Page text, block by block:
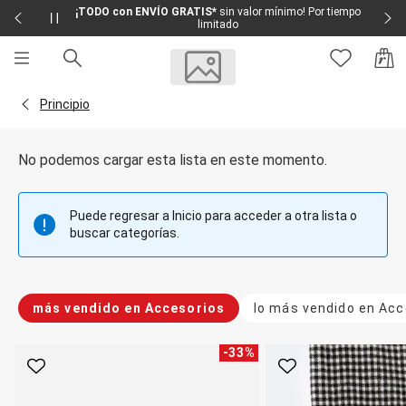
¡TODO con ENVÍO GRATIS* sin valor mínimo! Por tiempo
limitado
Sale Femenino
Todo en Sale
Femenino
Vestidos
Corto y Medio
Bermudas y Shorts
Bermuda
Jean
Shorts
Social
Body
Cropped
Volver a la página Principio
Principio
No podemos cargar esta lista en este momento.
Puede regresar a Inicio para acceder a otra lista o
buscar categorías.
más vendido en Accesorios lo más vendido en
-33%
Favorito